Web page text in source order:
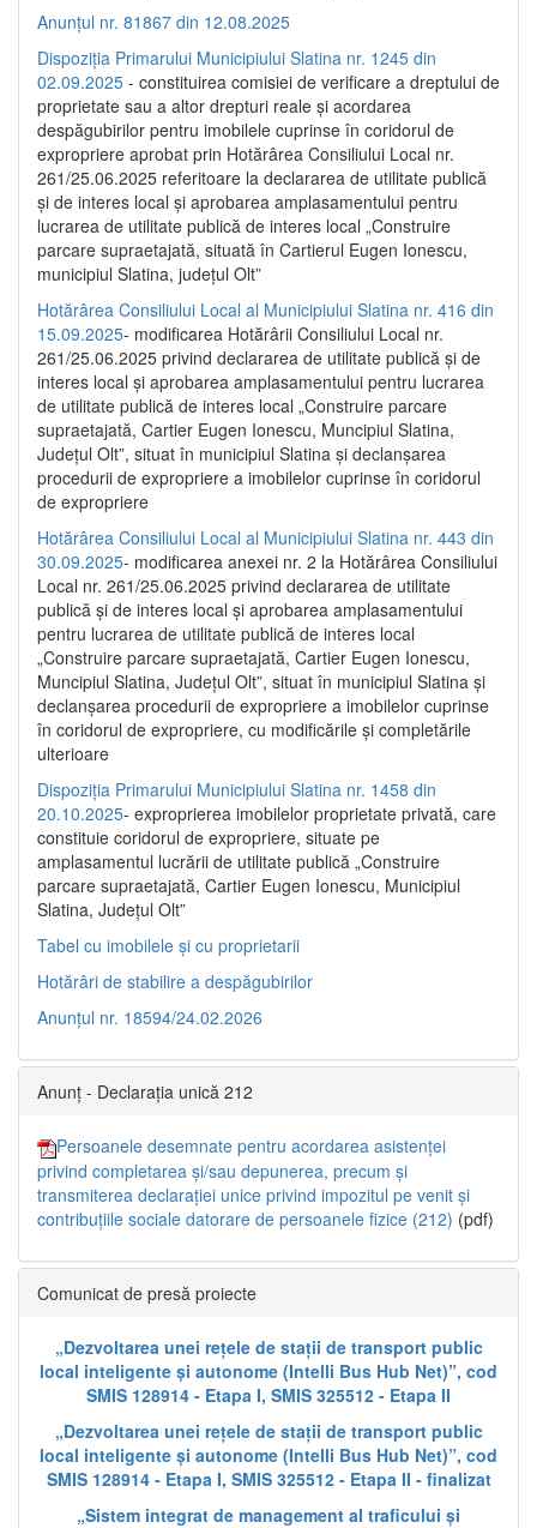
Anunțul nr. 81867 din 12.08.2025
Dispoziția Primarului Municipiului Slatina nr. 1245 din
02.09.2025 - constituirea comisiei de verificare a dreptului de
proprietate sau a altor drepturi reale și acordarea
despăgubirilor pentru imobilele cuprinse în coridorul de
expropriere aprobat prin Hotărârea Consiliului Local nr.
261/25.06.2025 referitoare la declararea de utilitate publică
și de interes local și aprobarea amplasamentului pentru
lucrarea de utilitate publică de interes local „Construire
parcare supraetajată, situată în Cartierul Eugen Ionescu,
municipiul Slatina, județul Olt”
Hotărârea Consiliului Local al Municipiului Slatina nr. 416 din
15.09.2025- modificarea Hotărârii Consiliului Local nr.
261/25.06.2025 privind declararea de utilitate publică și de
interes local și aprobarea amplasamentului pentru lucrarea
de utilitate publică de interes local „Construire parcare
supraetajată, Cartier Eugen Ionescu, Muncipiul Slatina,
Județul Olt”, situat în municipiul Slatina și declanșarea
procedurii de expropriere a imobilelor cuprinse în coridorul
de expropriere
Hotărârea Consiliului Local al Municipiului Slatina nr. 443 din
30.09.2025- modificarea anexei nr. 2 la Hotărârea Consiliului
Local nr. 261/25.06.2025 privind declararea de utilitate
publică şi de interes local şi aprobarea amplasamentului
pentru lucrarea de utilitate publică de interes local
„Construire parcare supraetajată, Cartier Eugen Ionescu,
Muncipiul Slatina, Judeţul Olt”, situat în municipiul Slatina şi
declanşarea procedurii de expropriere a imobilelor cuprinse
în coridorul de expropriere, cu modificările şi completările
ulterioare
Dispoziția Primarului Municipiului Slatina nr. 1458 din
20.10.2025- exproprierea imobilelor proprietate privată, care
constituie coridorul de expropriere, situate pe
amplasamentul lucrării de utilitate publică „Construire
parcare supraetajată, Cartier Eugen Ionescu, Municipiul
Slatina, Județul Olt”
Tabel cu imobilele și cu proprietarii
Hotărâri de stabilire a despăgubirilor
Anunțul nr. 18594/24.02.2026
Anunț - Declarația unică 212
Persoanele desemnate pentru acordarea asistenței
privind completarea și/sau depunerea, precum și
transmiterea declarației unice privind impozitul pe venit și
contribuțiile sociale datorare de persoanele fizice (212) (pdf)
Comunicat de presă proiecte
„Dezvoltarea unei rețele de stații de transport public
local inteligente și autonome (Intelli Bus Hub Net)”, cod
SMIS 128914 - Etapa I, SMIS 325512 - Etapa II
„Dezvoltarea unei rețele de stații de transport public
local inteligente și autonome (Intelli Bus Hub Net)”, cod
SMIS 128914 - Etapa I, SMIS 325512 - Etapa II - finalizat
„Sistem integrat de management al traficului și